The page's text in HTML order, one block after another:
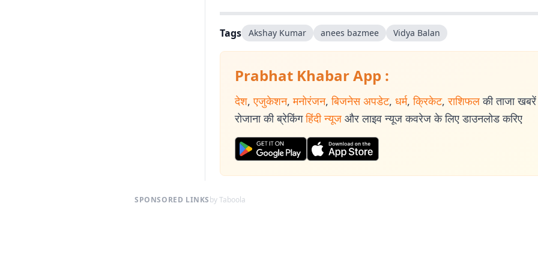
Tags Akshay Kumar anees bazmee Vidya Balan
Prabhat Khabar App :
देश, एजुकेशन, मनोरंजन, बिजनेस अपडेट, धर्म, क्रिकेट, राशिफल की ताजा
रोजाना की ब्रेकिंग हिंदी न्यूज और लाइव न्यूज कवरेज के लिए डाउनलोड करिए
SPONSORED LINKSby Taboola